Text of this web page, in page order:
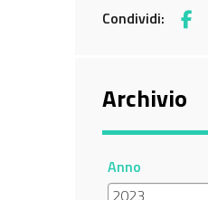
Condividi:
Archivio
Anno